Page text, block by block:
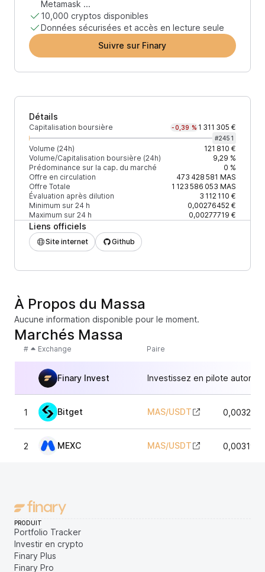
Metamask ...
10,000 cryptos disponibles
Données sécurisées et accès en lecture seule
Suivre sur Finary
Détails
Capitalisation boursière -0,39 % 1 311 305 €
#2451
Volume (24h)
121 810 €
Volume/Capitalisation boursière (24h)
9,29 %
Prédominance sur la cap. du marché
0 %
Offre en circulation
473 428 581 MAS
Offre Totale
1 123 586 053 MAS
Évaluation après dilution
3 112 110 €
Minimum sur 24 h
0,00276452 €
Maximum sur 24 h
0,00277719 €
Liens officiels
Site internet Github
À Propos du Massa
Aucune information disponible pour le moment.
Marchés Massa
# Exchange Paire
Finary Invest Investissez en pilote
1 Bitget MAS/USDT
2 MEXC MAS/USDT
PRODUIT
Portfolio Tracker
Investir en crypto
Finary Plus
Finary Pro